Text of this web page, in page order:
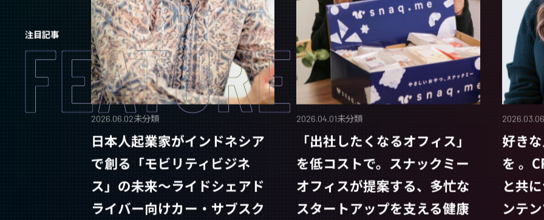
注目記事
FEATURE
2026.06.02未分類
日本人起業家がインドネシア
で創る「モビリティビジネ
ス」の未来〜ライドシェアド
ライバー向けカー・サブスク
2026.04.01未分類
「出社したくなるオフィス」
を低コストで。スナックミー
オフィスが提案する、多忙な
スタートアップを支える健康
2026.03.06
好き
を 。
と共
ンテ